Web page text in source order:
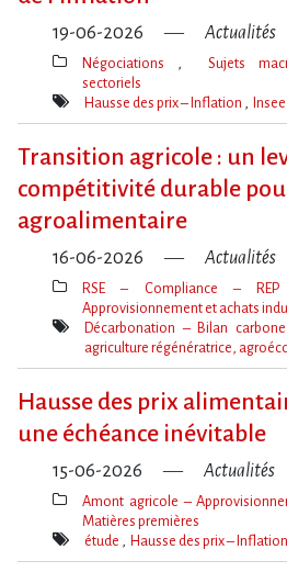
19-06-2026 Actualités
Thèmes(s)
Négociations
Sujets
sectoriels
Mot(s)-
Hausse des prix – Inflation Insee
Transition agricole : un
compétitivité durable
agroalimentaire
16-06-2026 Actualités
Thèmes(s)
RSE – Compliance – REP
Approvisionnement et achats
Mot(s)-
Décarbonation – Bilan carbone
agriculture régénératrice,
Hausse des prix
une échéance inévitable
15-06-2026 Actualités
Thèmes(s)
Amont agricole –
Matières premières
Mot(s)-
étude Hausse des prix – Inflation